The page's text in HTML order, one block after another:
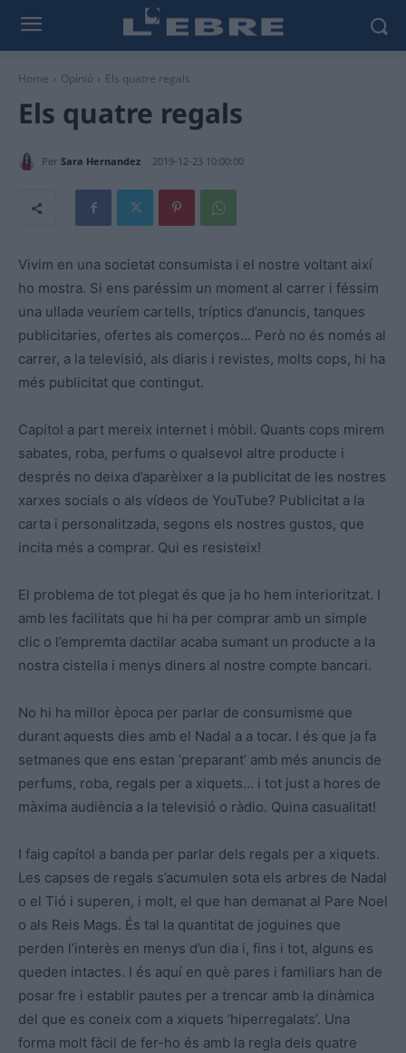
Home Opinió Els quatre regals
Els quatre regals
Per Sara Hernandez 2019-12-23 10:00:00
Vivim en una societat consumista i el nostre voltant així
ho mostra. Si ens paréssim un moment al carrer i féssim
una ullada veuríem cartells, tríptics d’anuncis, tanques
publicitaries, ofertes als comerços… Però no és només al
carrer, a la televisió, als diaris i revistes, molts cops, hi ha
més publicitat que contingut.
Capítol a part mereix internet i mòbil. Quants cops mirem
sabates, roba, perfums o qualsevol altre producte i
després no deixa d’aparèixer a la publicitat de les nostres
xarxes socials o als vídeos de YouTube? Publicitat a la
carta i personalitzada, segons els nostres gustos, que
incita més a comprar. Qui es resisteix!
El problema de tot plegat és que ja ho hem interioritzat. I
amb les facilitats que hi ha per comprar amb un simple
clic o l’empremta dactilar acaba sumant un producte a la
nostra cistella i menys diners al nostre compte bancari.
No hi ha millor època per parlar de consumisme que
durant aquests dies amb el Nadal a a tocar. I és que ja fa
setmanes que ens estan ‘preparant’ amb més anuncis de
perfums, roba, regals per a xiquets… i tot just a hores de
màxima audiència a la televisió o ràdio. Quina casualitat!
I faig capítol a banda per parlar dels regals per a xiquets.
Les capses de regals s’acumulen sota els arbres de Nadal
o el Tió i superen, i molt, el que han demanat al Pare Noel
o als Reis Mags. És tal la quantitat de joguines que
perden l’interès en menys d’un dia i, fins i tot, alguns es
queden intactes. I és aquí en què pares i familiars han de
posar fre i establir pautes per a trencar amb la dinàmica
del que es coneix com a xiquets ‘hiperregalats’. Una
forma molt fàcil de fer-ho és amb la regla dels quatre